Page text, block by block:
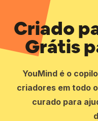
Criado
Grátis
YouMind é o
criadores em todo
curado para